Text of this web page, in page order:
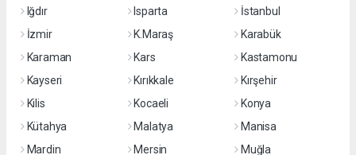
Iğdır
Isparta
İstanbul
İzmir
K.Maraş
Karabük
Karaman
Kars
Kastamonu
Kayseri
Kırıkkale
Kırşehir
Kilis
Kocaeli
Konya
Kütahya
Malatya
Manisa
Mardin
Mersin
Muğla